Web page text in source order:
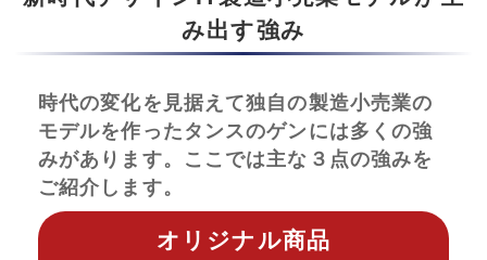
み出す強み
時代の変化を見据えて独自の製造小売業の
モデルを作ったタンスのゲンには多くの強
みがあります。ここでは主な３点の強みを
ご紹介します。
オリジナル商品